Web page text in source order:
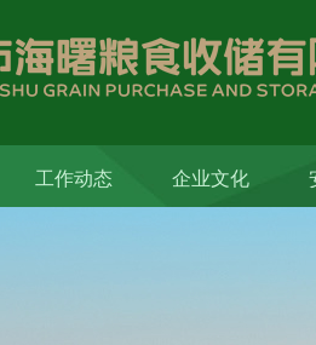
工作动态 企业文化